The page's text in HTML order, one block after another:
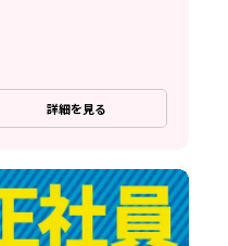
詳細を見る